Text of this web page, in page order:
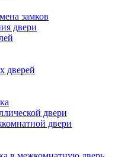
замков
двери
дверей
двери
двери